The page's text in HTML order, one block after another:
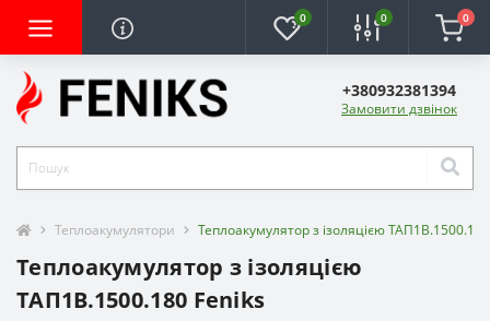
0 0 0
+380932381394
Замовити дзвінок
Теплоакумулятори Теплоакумулятор з ізоляцією
Теплоакумулятор з ізоляцією
ТАП1B.1500.180 Feniks